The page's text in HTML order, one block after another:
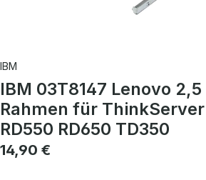
IBM
IBM 03T8147 Lenovo 2,5
Rahmen für ThinkServer
RD550 RD650 TD350
Regulärer Preis:
14,90 €